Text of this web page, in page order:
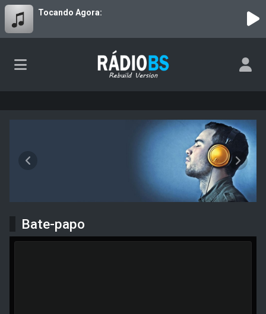
Tocando Agora:
RádioBS - V5.0.3 - Rebuild
Anterior
Bate-papo